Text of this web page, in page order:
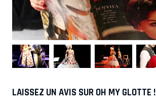
LAISSEZ UN AVIS SUR OH MY GLOTTE !